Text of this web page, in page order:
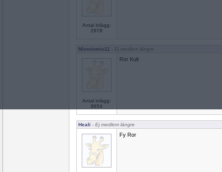
Antal inlägg:
2978
Miominmio11 - Ej medlem längre
Antal inlägg:
9654
Ror Kult
Heali - Ej medlem längre
Fy Ror